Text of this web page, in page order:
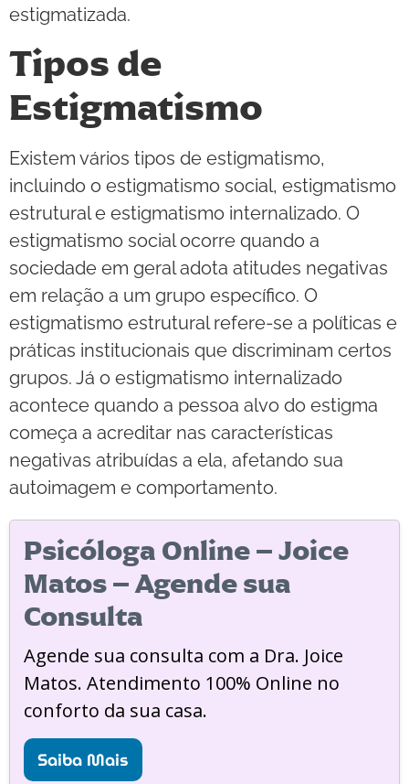
estigmatizada.
Tipos de
Estigmatismo
Existem vários tipos de estigmatismo,
incluindo o estigmatismo social, estigmatismo
estrutural e estigmatismo internalizado. O
estigmatismo social ocorre quando a
sociedade em geral adota atitudes negativas
em relação a um grupo específico. O
estigmatismo estrutural refere-se a políticas e
práticas institucionais que discriminam certos
grupos. Já o estigmatismo internalizado
acontece quando a pessoa alvo do estigma
começa a acreditar nas características
negativas atribuídas a ela, afetando sua
autoimagem e comportamento.
Psicóloga Online – Joice
Matos – Agende sua
Consulta
Agende sua consulta com a Dra. Joice
Matos. Atendimento 100% Online no
conforto da sua casa.
Saiba Mais